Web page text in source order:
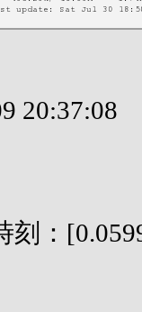
20:37:08
刻：